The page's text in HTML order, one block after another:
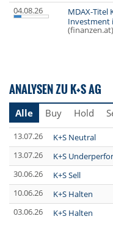
04.08.26
MDAX-Titel
Investment
(finanzen.at)
ANALYSEN ZU K+S AG
Alle Buy Hold
13.07.26 K+S Neutral
13.07.26
K+S
30.06.26
K+S Sell
10.06.26
K+S Halten
03.06.26
K+S Halten